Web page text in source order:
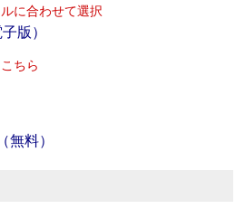
に合わせて選択
版）
ちら
無料）